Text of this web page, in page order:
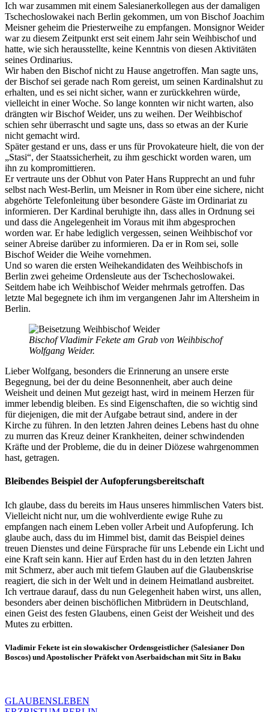
Ich war zusammen mit einem Salesianerkollegen aus der damaligen
Tschechoslowakei nach Berlin gekommen, um von Bischof Joachim
Meisner geheim die Priesterweihe zu empfangen. Monsignor Weider
war zu diesem Zeitpunkt erst seit einem Jahr sein Weihbischof und
hatte, wie sich herausstellte, keine Kenntnis von diesen Aktivitäten
seines Ordinarius.
Wir haben den Bischof nicht zu Hause angetroffen. Man sagte uns,
der Bischof sei gerade nach Rom gereist, um seinen Kardinalshut zu
erhalten, und es sei nicht sicher, wann er zurückkehren würde,
vielleicht in einer Woche. So lange konnten wir nicht warten, also
drängten wir Bischof Weider, uns zu weihen. Der Weihbischof
schien sehr überrascht und sagte uns, dass so etwas an der Kurie
nicht gemacht wird.
Später gestand er uns, dass er uns für Provokateure hielt, die von der
„Stasi“, der Staatssicherheit, zu ihm geschickt worden waren, um
ihn zu kompromittieren.
Er vertraute uns der Obhut von Pater Hans Rupprecht an und fuhr
selbst nach West-Berlin, um Meisner in Rom über eine sichere, nicht
abgehörte Telefonleitung über besondere Gäste im Ordinariat zu
informieren. Der Kardinal beruhigte ihn, dass alles in Ordnung sei
und dass die Angelegenheit im Voraus mit ihm abgesprochen
worden war. Er habe lediglich vergessen, seinen Weihbischof vor
seiner Abreise darüber zu informieren. Da er in Rom sei, solle
Bischof Weider die Weihe vornehmen.
Und so waren die ersten Weihekandidaten des Weihbischofs in
Berlin zwei geheime Ordensleute aus der Tschechoslowakei.
Seitdem habe ich Weihbischof Weider mehrmals getroffen. Das
letzte Mal begegnete ich ihm im vergangenen Jahr im Altersheim in
Berlin.
Bischof Vladimir Fekete am Grab von Weihbischof
Wolfgang Weider.
Lieber Wolfgang, besonders die Erinnerung an unsere erste
Begegnung, bei der du deine Besonnenheit, aber auch deine
Weisheit und deinen Mut gezeigt hast, wird in meinem Herzen für
immer lebendig bleiben. Es sind Eigenschaften, die so wichtig sind
für diejenigen, die mit der Aufgabe betraut sind, andere in der
Kirche zu führen. In den letzten Jahren deines Lebens hast du ohne
zu murren das Kreuz deiner Krankheiten, deiner schwindenden
Kräfte und der Probleme, die du in deiner Diözese wahrgenommen
hast, getragen.
Bleibendes Beispiel der Aufopferungsbereitschaft
Ich glaube, dass du bereits im Haus unseres himmlischen Vaters bist.
Vielleicht nicht nur, um die wohlverdiente ewige Ruhe zu
empfangen nach einem Leben voller Arbeit und Aufopferung. Ich
glaube auch, dass du im Himmel bist, damit das Beispiel deines
treuen Dienstes und deine Fürsprache für uns Lebende ein Licht und
eine Kraft sein kann. Hier auf Erden hast du in den letzten Jahren
mit Schmerz, aber auch mit tiefem Glauben auf die Glaubenskrise
reagiert, die sich in der Welt und in deinem Heimatland ausbreitet.
Ich vertraue darauf, dass du nun Gelegenheit haben wirst, uns allen,
besonders aber deinen bischöflichen Mitbrüdern in Deutschland,
einen Geist des festen Glaubens, einen Geist der Weisheit und des
Mutes zu erbitten.
Vladimir Fekete ist ein slowakischer Ordensgeistlicher (Salesianer Don
Boscos) und Apostolischer Präfekt von Aserbaidschan mit Sitz in Baku
GLAUBENSLEBEN